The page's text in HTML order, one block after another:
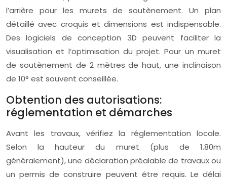
l’arrière pour les murets de soutènement. Un plan
détaillé avec croquis et dimensions est indispensable.
Des logiciels de conception 3D peuvent faciliter la
visualisation et l’optimisation du projet. Pour un muret
de soutènement de 2 mètres de haut, une inclinaison
de 10° est souvent conseillée.
Obtention des autorisations:
réglementation et démarches
Avant les travaux, vérifiez la réglementation locale.
Selon la hauteur du muret (plus de 1.80m
généralement), une déclaration préalable de travaux ou
un permis de construire peuvent être requis. Le délai